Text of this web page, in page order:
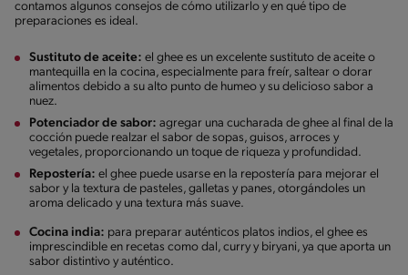
contamos algunos consejos de cómo utilizarlo y en qué tipo de
preparaciones es ideal.
Sustituto de aceite: el ghee es un excelente sustituto de aceite o
mantequilla en la cocina, especialmente para freír, saltear o dorar
alimentos debido a su alto punto de humeo y su delicioso sabor a
nuez.
Potenciador de sabor: agregar una cucharada de ghee al final de la
cocción puede realzar el sabor de sopas, guisos, arroces y
vegetales, proporcionando un toque de riqueza y profundidad.
Repostería: el ghee puede usarse en la repostería para mejorar el
sabor y la textura de pasteles, galletas y panes, otorgándoles un
aroma delicado y una textura más suave.
Cocina india: para preparar auténticos platos indios, el ghee es
imprescindible en recetas como dal, curry y biryani, ya que aporta un
sabor distintivo y auténtico.